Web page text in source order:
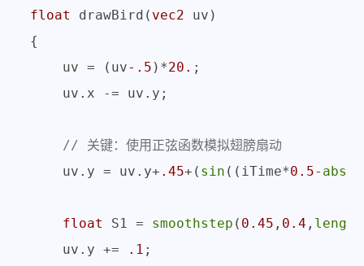
float drawBird( vec2 uv)
{
    uv = (uv
-.5 )*20. ;
    uv.x -= uv.y;
// 关键：使用正弦函数模拟翅膀扇动
    uv.y = uv.y+
.45+( sin ((iTime*0.5- abs
float S1 = smoothstep ( 0.45 , 0.4 , length
    uv.y +=
.1 ;